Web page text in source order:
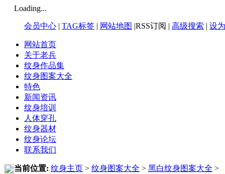
Loading...
会员中心 | TAG标签 | 网站地图 |RSS订阅 | 高级搜索 | 设
网站首页
关于老兵
纹身作品集
纹身图案大全
特色
新闻资讯
纹身培训
人体穿孔
纹身器材
纹身论坛
联系我们
当前位置: 纹身主页 > 纹身图案大全 > 黑白纹身图案大全 >